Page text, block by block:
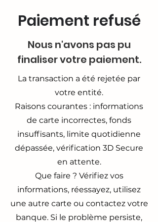
Paiement refusé
Nous n'avons pas pu
finaliser votre paiement.
La transaction a été rejetée par
votre entité.
Raisons courantes : informations
de carte incorrectes, fonds
insuffisants, limite quotidienne
dépassée, vérification 3D Secure
en attente.
Que faire ? Vérifiez vos
informations, réessayez, utilisez
une autre carte ou contactez votre
banque. Si le problème persiste,